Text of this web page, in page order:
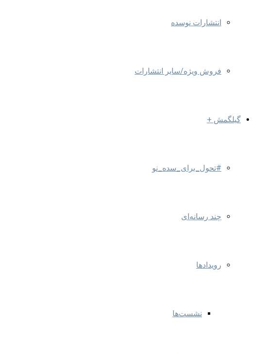
انتشارات نوسده
فروش ویژه/سایر انتشارات
گیلگمش +
#تحول_برای_سده_نو
چند رسانه‌ای
رویدادها
نشست‌ها